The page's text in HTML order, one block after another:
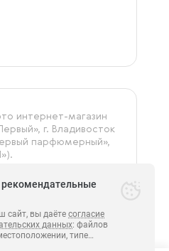
интернет-магазин
г. Владивосток
парфюмерный»,
сайт, вы даёте согласие
данных: файлов